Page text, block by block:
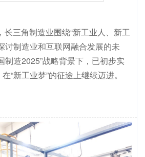
三角制造业围绕“新工业人、新工
讨制造业和互联网融合发展的未
制造2025”战略背景下，已初步实
“新工业梦”的征途上继续迈进。